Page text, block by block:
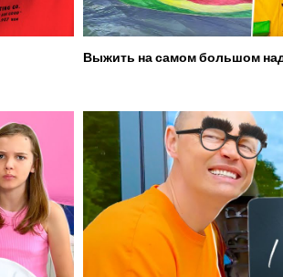
Выжить на самом большом